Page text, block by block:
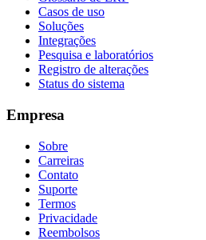
Casos de uso
Soluções
Integrações
Pesquisa e laboratórios
Registro de alterações
Status do sistema
Empresa
Sobre
Carreiras
Contato
Suporte
Termos
Privacidade
Reembolsos